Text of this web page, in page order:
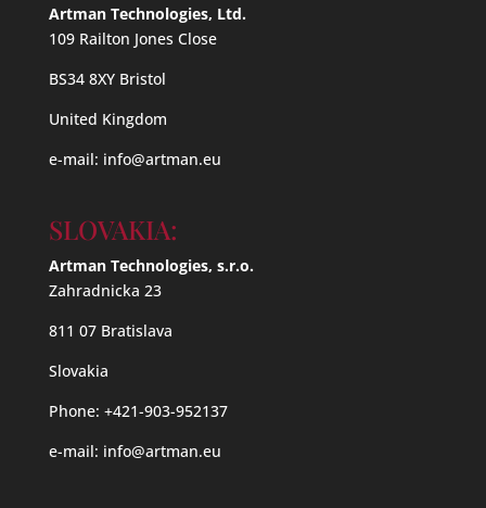
Artman Technologies, Ltd.
109 Railton Jones Close
BS34 8XY Bristol
United Kingdom
e-mail: info@artman.eu
SLOVAKIA:
Artman Technologies, s.r.o.
Zahradnicka 23
811 07 Bratislava
Slovakia
Phone: +421-903-952137
e-mail: info@artman.eu